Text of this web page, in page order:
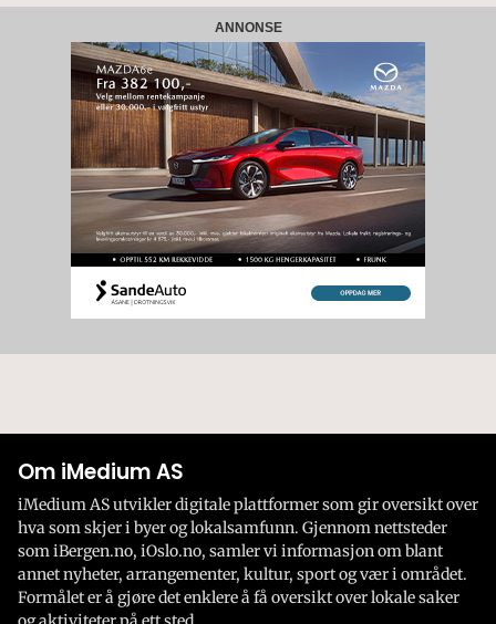
ANNONSE
Om iMedium AS
iMedium AS utvikler digitale plattformer som gir oversikt over
hva som skjer i byer og lokalsamfunn. Gjennom nettsteder
som iBergen.no, iOslo.no, samler vi informasjon om blant
annet nyheter, arrangementer, kultur, sport og vær i området.
Formålet er å gjøre det enklere å få oversikt over lokale saker